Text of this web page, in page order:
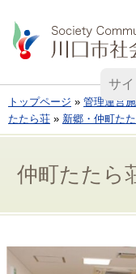
トップページ » 管理運営
たたら荘 » 新郷・仲町た
仲町たたら